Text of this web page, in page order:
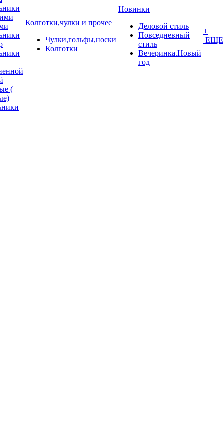
(
Колготки,чулки и прочее
Чулки,гольфы,носки
Колготки
Новинки
Деловой стиль
Повседневный
стиль
Вечеринка.Новый
год
+
ЕЩЕ